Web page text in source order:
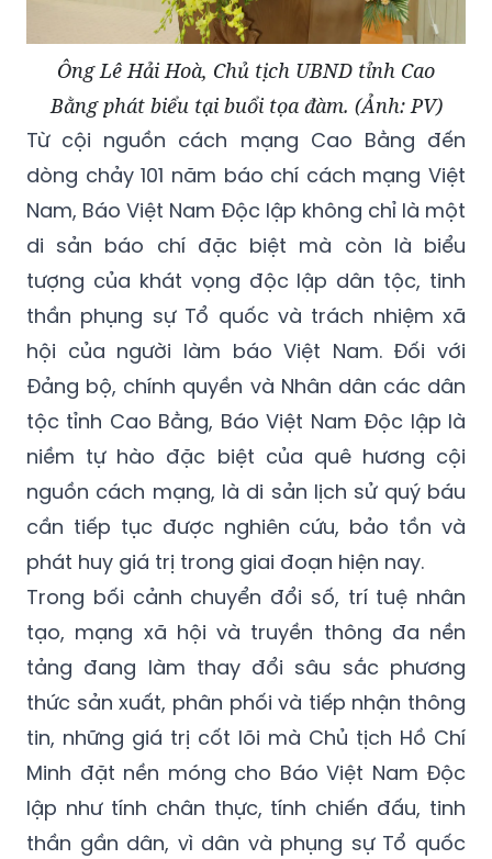
Ông Lê Hải Hoà, Chủ tịch UBND tỉnh Cao
Bằng phát biểu tại buổi tọa đàm. (Ảnh: PV)
Từ cội nguồn cách mạng Cao Bằng đến
dòng chảy 101 năm báo chí cách mạng Việt
Nam, Báo Việt Nam Độc lập không chỉ là một
di sản báo chí đặc biệt mà còn là biểu
tượng của khát vọng độc lập dân tộc, tinh
thần phụng sự Tổ quốc và trách nhiệm xã
hội của người làm báo Việt Nam. Đối với
Đảng bộ, chính quyền và Nhân dân các dân
tộc tỉnh Cao Bằng, Báo Việt Nam Độc lập là
niềm tự hào đặc biệt của quê hương cội
nguồn cách mạng, là di sản lịch sử quý báu
cần tiếp tục được nghiên cứu, bảo tồn và
phát huy giá trị trong giai đoạn hiện nay.
Trong bối cảnh chuyển đổi số, trí tuệ nhân
tạo, mạng xã hội và truyền thông đa nền
tảng đang làm thay đổi sâu sắc phương
thức sản xuất, phân phối và tiếp nhận thông
tin, những giá trị cốt lõi mà Chủ tịch Hồ Chí
Minh đặt nền móng cho Báo Việt Nam Độc
lập như tính chân thực, tính chiến đấu, tinh
thần gần dân, vì dân và phụng sự Tổ quốc